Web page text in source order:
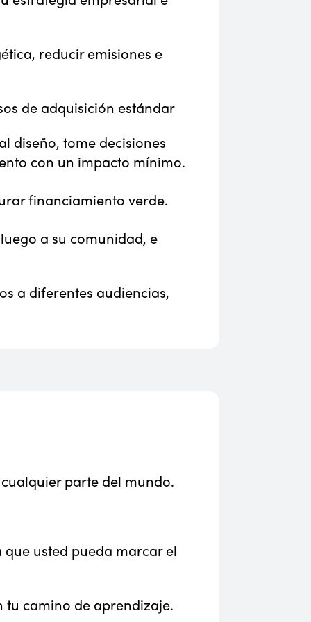
reducir emisiones e
de adquisición estándar
diseño, tome decisiones
con un impacto mínimo.
financiamiento verde.
a su comunidad, e
a diferentes audiencias,
parte del mundo.
usted pueda marcar el
tu camino de aprendizaje.